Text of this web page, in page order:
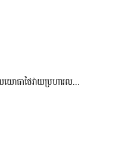
ោធាថៃវាយប្រហារល...